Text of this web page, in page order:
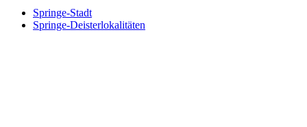
Springe-Stadt
Springe-Deisterlokalitäten